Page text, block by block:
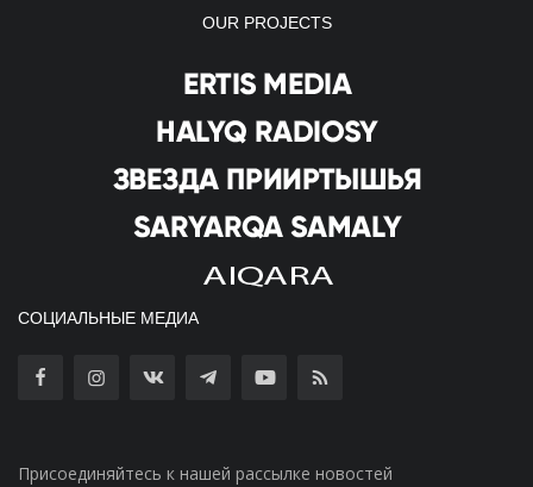
OUR PROJECTS
СОЦИАЛЬНЫЕ МЕДИА
Присоединяйтесь к нашей рассылке новостей